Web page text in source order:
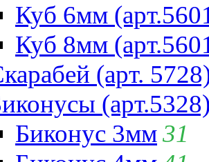
Куб 6мм
Куб 8мм
(арт.
Биконус 3мм31